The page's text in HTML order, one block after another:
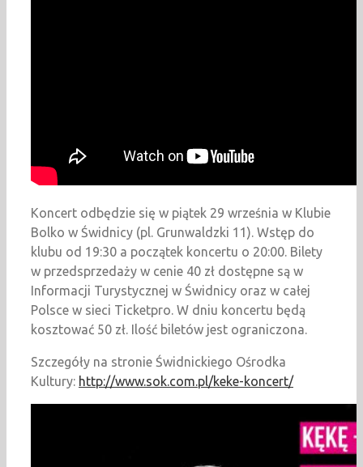
Koncert odbędzie się w piątek 29 września w Klubie
Bolko w Świdnicy (pl. Grunwaldzki 11). Wstęp do
klubu od 19:30 a początek koncertu o 20:00. Bilety
w przedsprzedaży w cenie 40 zł dostępne są w
Informacji Turystycznej w Świdnicy oraz w całej
Polsce w sieci Ticketpro. W dniu koncertu będą
kosztować 50 zł. Ilość biletów jest ograniczona.
Szczegóły na stronie Świdnickiego Ośrodka
Kultury: http://www.sok.com.pl/keke-koncert/